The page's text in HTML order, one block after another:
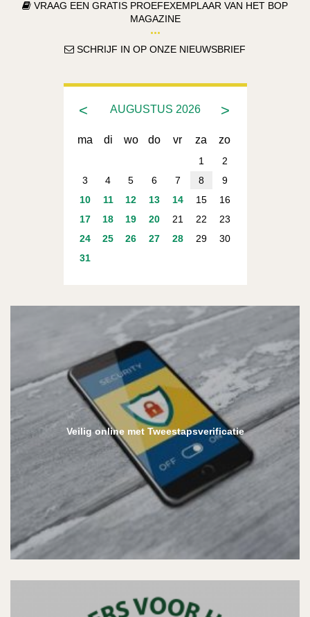
VRAAG EEN GRATIS PROEFEXEMPLAAR VAN HET BOP
MAGAZINE
SCHRIJF IN OP ONZE NIEUWSBRIEF
< >
AUGUSTUS 2026
ma di wo do vr za zo
1
2
3
4 5 6 7 8
9
10
11 12 13 14 15
16
17
18 19 20 21 22
23
24
25 26 27 28 29
30
31
Veilig online met Tweestapsverificatie